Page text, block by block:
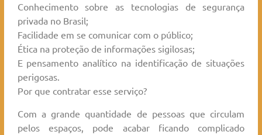
Conhecimento sobre as tecnologias de segurança
privada no Brasil;
Facilidade em se comunicar com o público;
Ética na proteção de informações sigilosas;
E pensamento analítico na identificação de situações
perigosas.
Por que contratar esse serviço?
Com a grande quantidade de pessoas que circulam
pelos espaços, pode acabar ficando complicado